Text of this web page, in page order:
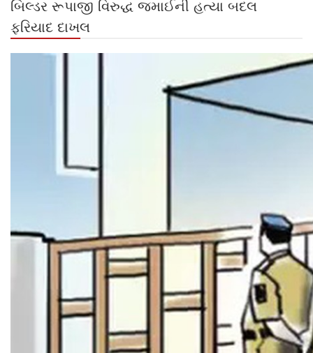
બિલ્ડર રૂપાજી વિરુદ્ધ જમાઈની હત્યા બદલ
ફરિયાદ દાખલ